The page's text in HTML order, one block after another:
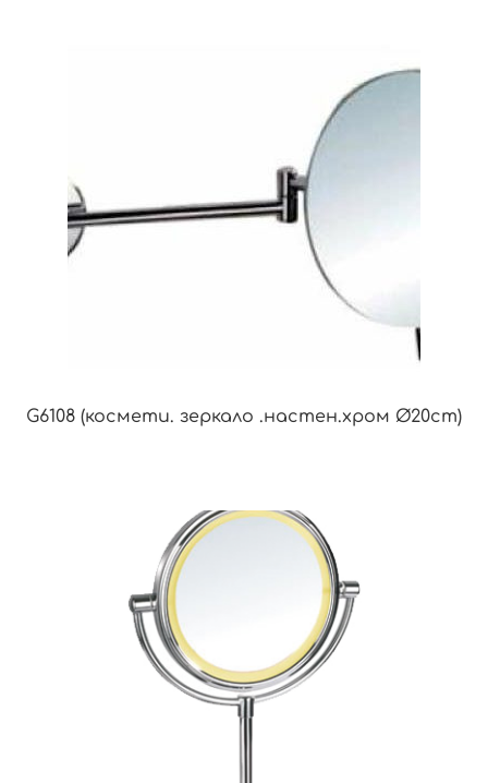
G6108 (космети. зеркало .настен.хром Ø20cm)